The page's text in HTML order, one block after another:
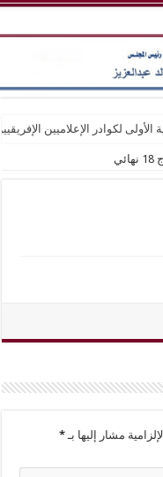
الأولى لكوادر الإعلاميين
مشار إليها بـ*